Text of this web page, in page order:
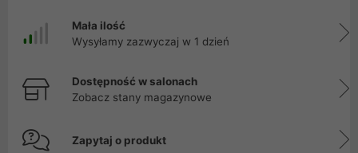
Mała ilość
Wysyłamy zazwyczaj w 1 dzień
Dostępność w salonach
Zobacz stany magazynowe
Zapytaj o produkt